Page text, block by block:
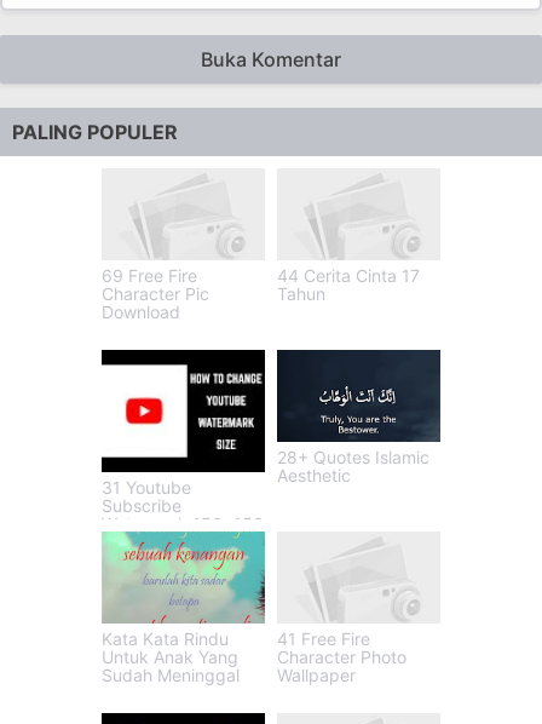
Buka Komentar
PALING POPULER
69 Free Fire
Character Pic
Download
44 Cerita Cinta 17
Tahun
31 Youtube
Subscribe
Watermark 150x150
28+ Quotes Islamic
Aesthetic
Kata Kata Rindu
Untuk Anak Yang
Sudah Meninggal
41 Free Fire
Character Photo
Wallpaper